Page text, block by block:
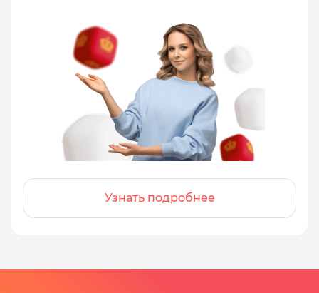
Узнать подробнее